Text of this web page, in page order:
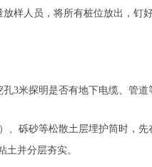
人员，将所有桩位放出，钉好
米探明是否有地下电缆、管道
砾砂等松散土层埋护筒时，先
土并分层夯实。